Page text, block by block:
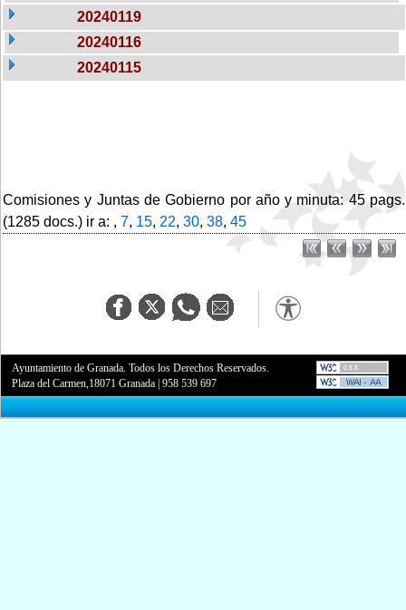
20240119
20240116
20240115
Comisiones y Juntas de Gobierno por año y minuta: 45 pags.
(1285 docs.) ir a: , 7, 15, 22, 30, 38, 45
Ayuntamiento de Granada. Todos los Derechos Reservados.
Plaza del Carmen,18071 Granada |958 539 697